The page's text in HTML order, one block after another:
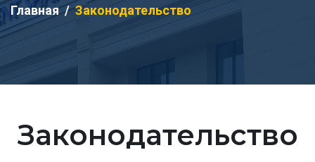
Главная Законодательство
Законодательство